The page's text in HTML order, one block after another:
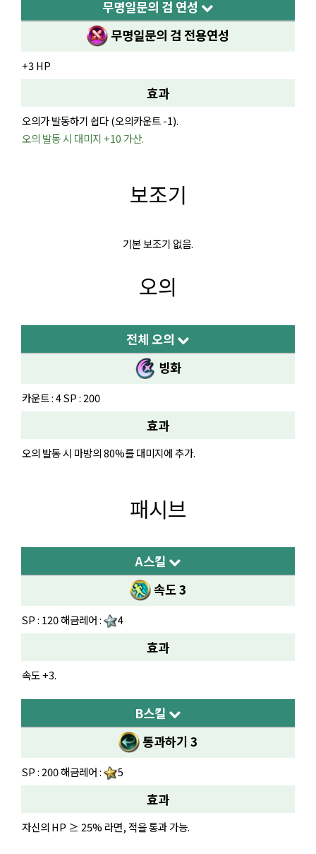
무명일문의 검 연성
무명일문의 검 전용연성
+3 HP
효과
오의가 발동하기 쉽다 (오의카운트 -1).
오의 발동 시 대미지 +10 가산.
보조기
기본 보조기 없음.
오의
전체 오의
빙화
카운트 : 4 SP : 200
효과
오의 발동 시 마방의 80%를 대미지에 추가.
패시브
A스킬
속도 3
SP : 120 해금레어 : 4
효과
속도 +3.
B스킬
통과하기 3
SP : 200 해금레어 : 5
효과
자신의 HP ≥ 25% 라면, 적을 통과 가능.